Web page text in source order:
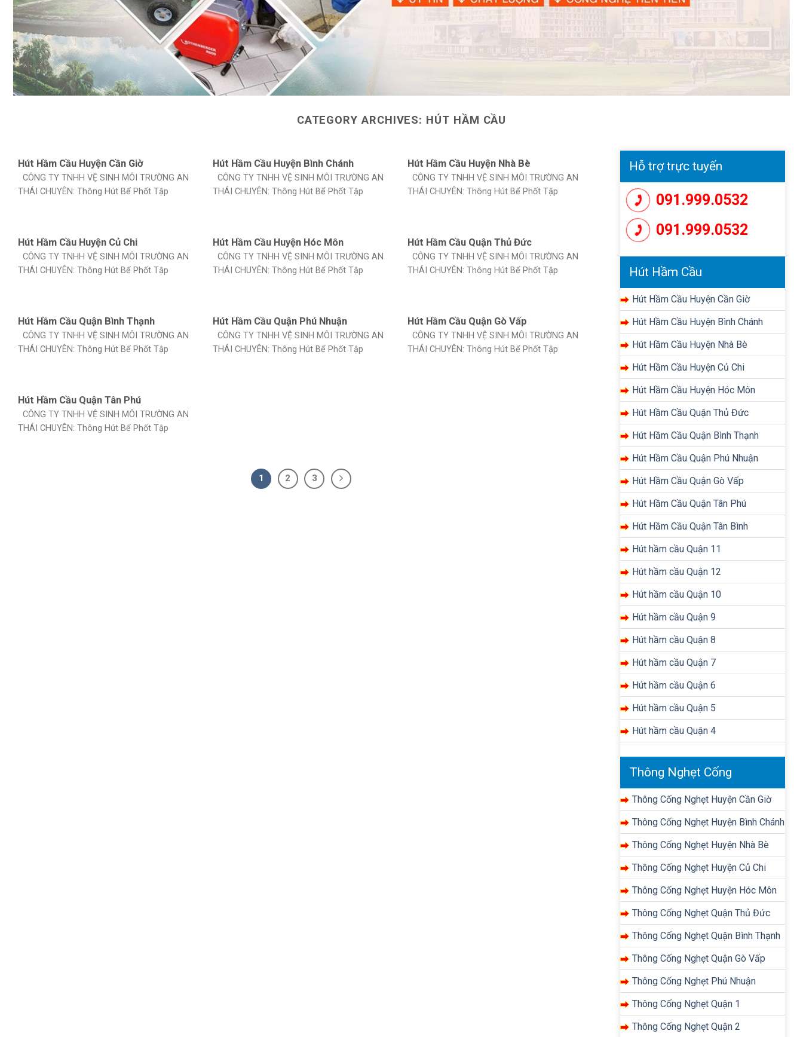
CATEGORY ARCHIVES: HÚT HẦM CẦU
Hút Hầm Cầu Huyện Cần Giờ
CÔNG TY TNHH VỆ SINH MÔI TRƯỜNG AN
THÁI CHUYÊN: Thông Hút Bể Phốt Tập
Hút Hầm Cầu Huyện Bình Chánh
CÔNG TY TNHH VỆ SINH MÔI TRƯỜNG AN
THÁI CHUYÊN: Thông Hút Bể Phốt Tập
Hút Hầm Cầu Huyện Nhà Bè
CÔNG TY TNHH VỆ SINH MÔI TRƯỜNG AN
THÁI CHUYÊN: Thông Hút Bể Phốt Tập
Hút Hầm Cầu Huyện Củ Chi
CÔNG TY TNHH VỆ SINH MÔI TRƯỜNG AN
THÁI CHUYÊN: Thông Hút Bể Phốt Tập
Hút Hầm Cầu Huyện Hóc Môn
CÔNG TY TNHH VỆ SINH MÔI TRƯỜNG AN
THÁI CHUYÊN: Thông Hút Bể Phốt Tập
Hút Hầm Cầu Quận Thủ Đức
CÔNG TY TNHH VỆ SINH MÔI TRƯỜNG AN
THÁI CHUYÊN: Thông Hút Bể Phốt Tập
Hút Hầm Cầu Quận Bình Thạnh
CÔNG TY TNHH VỆ SINH MÔI TRƯỜNG AN
THÁI CHUYÊN: Thông Hút Bể Phốt Tập
Hút Hầm Cầu Quận Phú Nhuận
CÔNG TY TNHH VỆ SINH MÔI TRƯỜNG AN
THÁI CHUYÊN: Thông Hút Bể Phốt Tập
Hút Hầm Cầu Quận Gò Vấp
CÔNG TY TNHH VỆ SINH MÔI TRƯỜNG AN
THÁI CHUYÊN: Thông Hút Bể Phốt Tập
Hút Hầm Cầu Quận Tân Phú
CÔNG TY TNHH VỆ SINH MÔI TRƯỜNG AN
THÁI CHUYÊN: Thông Hút Bể Phốt Tập
1 2 3
Hỗ trợ trực tuyến
091.999.0532
091.999.0532
Hút Hầm Cầu
Hút Hầm Cầu Huyện Cần Giờ
Hút Hầm Cầu Huyện Bình Chánh
Hút Hầm Cầu Huyện Nhà Bè
Hút Hầm Cầu Huyện Củ Chi
Hút Hầm Cầu Huyện Hóc Môn
Hút Hầm Cầu Quận Thủ Đức
Hút Hầm Cầu Quận Bình Thạnh
Hút Hầm Cầu Quận Phú Nhuận
Hút Hầm Cầu Quận Gò Vấp
Hút Hầm Cầu Quận Tân Phú
Hút Hầm Cầu Quận Tân Bình
Hút hầm cầu Quận 11
Hút hầm cầu Quận 12
Hút hầm cầu Quận 10
Hút hầm cầu Quận 9
Hút hầm cầu Quận 8
Hút hầm cầu Quận 7
Hút hầm cầu Quận 6
Hút hầm cầu Quận 5
Hút hầm cầu Quận 4
Thông Nghẹt Cống
Thông Cống Nghẹt Huyện Cần Giờ
Thông Cống Nghẹt Huyện Bình Chánh
Thông Cống Nghẹt Huyện Nhà Bè
Thông Cống Nghẹt Huyện Củ Chi
Thông Cống Nghẹt Huyện Hóc Môn
Thông Cống Nghẹt Quận Thủ Đức
Thông Cống Nghẹt Quận Bình Thạnh
Thông Cống Nghẹt Quận Gò Vấp
Thông Cống Nghẹt Phú Nhuận
Thông Cống Nghẹt Quận 1
Thông Cống Nghẹt Quận 2